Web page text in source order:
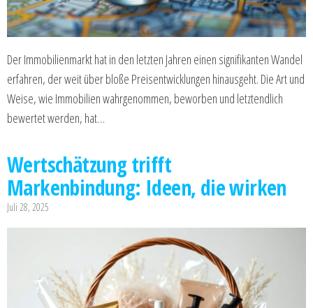
Der Immobilienmarkt hat in den letzten Jahren einen signifikanten Wandel
erfahren, der weit über bloße Preisentwicklungen hinausgeht. Die Art und
Weise, wie Immobilien wahrgenommen, beworben und letztendlich
bewertet werden, hat…
Wertschätzung trifft
Markenbindung: Ideen, die wirken
Juli 28, 2025